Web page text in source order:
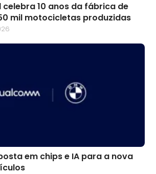
celebra 10 anos da fábrica de
mil motocicletas produzidas
em chips e IA para a nova